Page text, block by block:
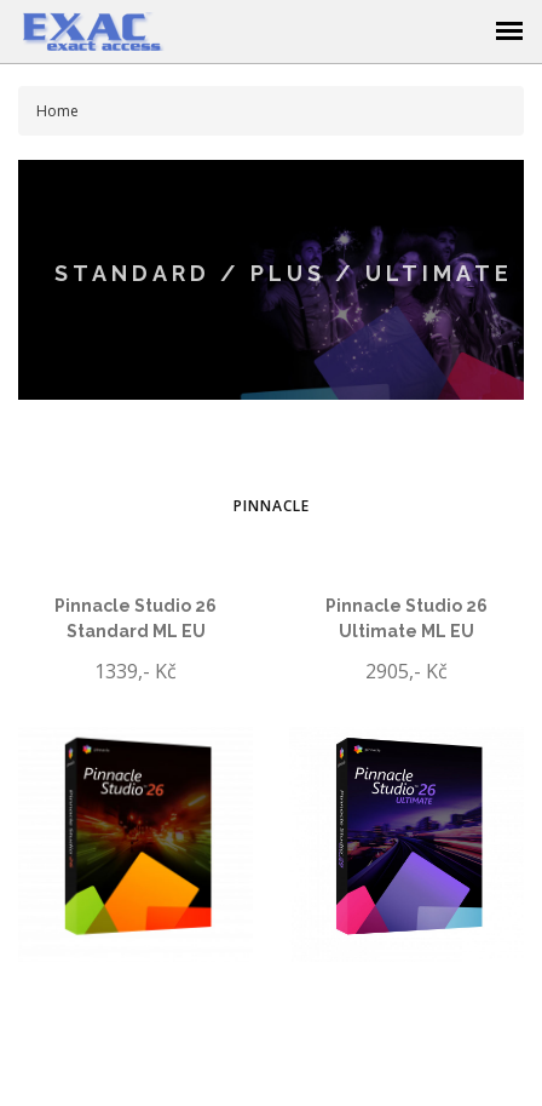
Home
DESKTOP / PUBLIC
PINNACLE
Pinnacle Studio 26
Standard ML EU
1339,- Kč
Pinnacle Studio 26
Ultimate ML EU
2905,- Kč